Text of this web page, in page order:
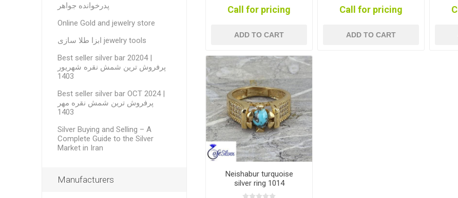
Call for pricing
ADD TO CART
Call for pricing
ADD TO CART
Neishabur turquoise
silver ring 1014
پدرخوانده جواهر
Online Gold and jewelry store
ابزا طلا سازی jewelry tools
Best seller silver bar 20204 |
پرفروش ترین شمش نقره شهریور
1403
Best seller silver bar OCT 2024 |
پرفروش ترین شمش نقره مهر
1403
Silver Buying and Selling – A
Complete Guide to the Silver
Market in Iran
Manufacturers